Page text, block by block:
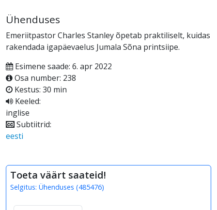
Ühenduses
Emeriitpastor Charles Stanley õpetab praktiliselt, kuidas
rakendada igapäevaelus Jumala Sõna printsiipe.
Esimene saade: 6. apr 2022
Osa number: 238
Kestus: 30 min
Keeled:
inglise
Subtiitrid:
eesti
Toeta väärt saateid!
Selgitus: Ühenduses (485476)